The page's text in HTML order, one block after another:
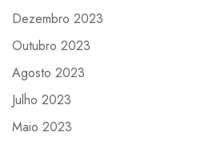
Dezembro 2023
Outubro 2023
Agosto 2023
Julho 2023
Maio 2023